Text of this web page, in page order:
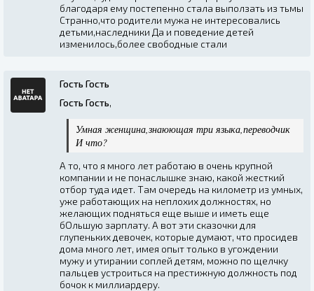
благодаря ему постепенно стала выползать из тьмы
Странно,что родители мужа не интересовались
детьми,наследники Да и поведение детей
изменилось,более свободные стали
Гость Гость
Гость Гость,
Умная женщина,знаюющая три языка,переводчик
И что?
А то, что я много лет работаю в очень крупной
компании и не понаслышке знаю, какой жесткий
отбор туда идет. Там очередь на километр из умных,
уже работающих на неплохих должностях, но
желающих подняться еще выше и иметь еще
бОльшую зарплату. А вот эти сказочки для
глупеньких девочек, которые думают, что просидев
дома много лет, имея опыт только в угождении
мужу и утирании соплей детям, можно по щелчку
пальцев устроиться на престижную должность под
бочок к миллиардеру.